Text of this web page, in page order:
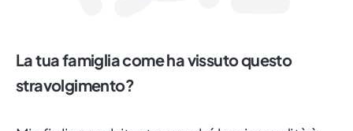
La tua famiglia come ha vissuto questo
stravolgimento?